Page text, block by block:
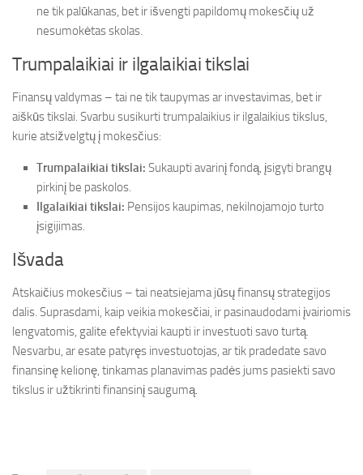
ne tik palūkanas, bet ir išvengti papildomų mokesčių už
nesumokėtas skolas.
Trumpalaikiai ir ilgalaikiai tikslai
Finansų valdymas – tai ne tik taupymas ar investavimas, bet ir
aiškūs tikslai. Svarbu susikurti trumpalaikius ir ilgalaikius tikslus,
kurie atsižvelgtų į mokesčius:
Trumpalaikiai tikslai: Sukaupti avarinį fondą, įsigyti brangų
pirkinį be paskolos.
Ilgalaikiai tikslai: Pensijos kaupimas, nekilnojamojo turto
įsigijimas.
Išvada
Atskaičius mokesčius – tai neatsiejama jūsų finansų strategijos
dalis. Suprasdami, kaip veikia mokesčiai, ir pasinaudodami įvairiomis
lengvatomis, galite efektyviai kaupti ir investuoti savo turtą.
Nesvarbu, ar esate patyręs investuotojas, ar tik pradedate savo
finansinę kelionę, tinkamas planavimas padės jums pasiekti savo
tikslus ir užtikrinti finansinį saugumą.